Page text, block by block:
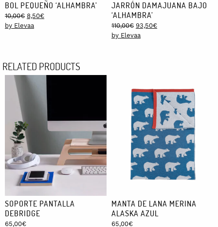
BOL PEQUEÑO ‘ALHAMBRA’
10,00€ Original
price
8,50€Current
by Elevaa
JARRÓN DAMAJUANA BAJO
‘ALHAMBRA’
110,00€ Original
price
93,50€Current
by Elevaa
RELATED PRODUCTS
SOPORTE PANTALLA
DEBRIDGE
65,00€
MANTA DE LANA MERINA
ALASKA AZUL
65,00€